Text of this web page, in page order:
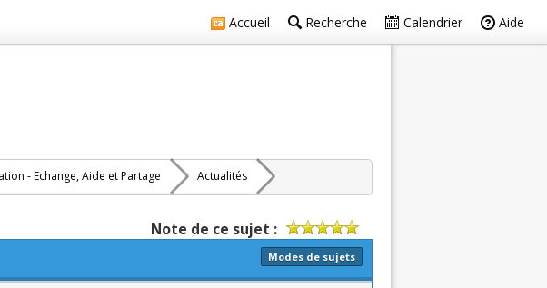
Accueil Recherche Calendrier Aide
- Echange, Aide et Partage Actualités
Note de ce sujet :
Modes de sujets